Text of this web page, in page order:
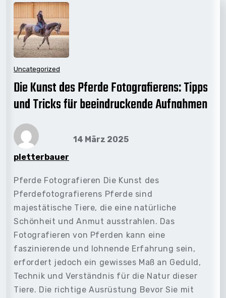
Uncategorized
Die Kunst des Pferde Fotografierens: Tipps
und Tricks für beeindruckende Aufnahmen
pletterbauer
14 März 2025
Pferde Fotografieren Die Kunst des
Pferdefotografierens Pferde sind
majestätische Tiere, die eine natürliche
Schönheit und Anmut ausstrahlen. Das
Fotografieren von Pferden kann eine
faszinierende und lohnende Erfahrung sein,
erfordert jedoch ein gewisses Maß an Geduld,
Technik und Verständnis für die Natur dieser
Tiere. Die richtige Ausrüstung Bevor Sie mit